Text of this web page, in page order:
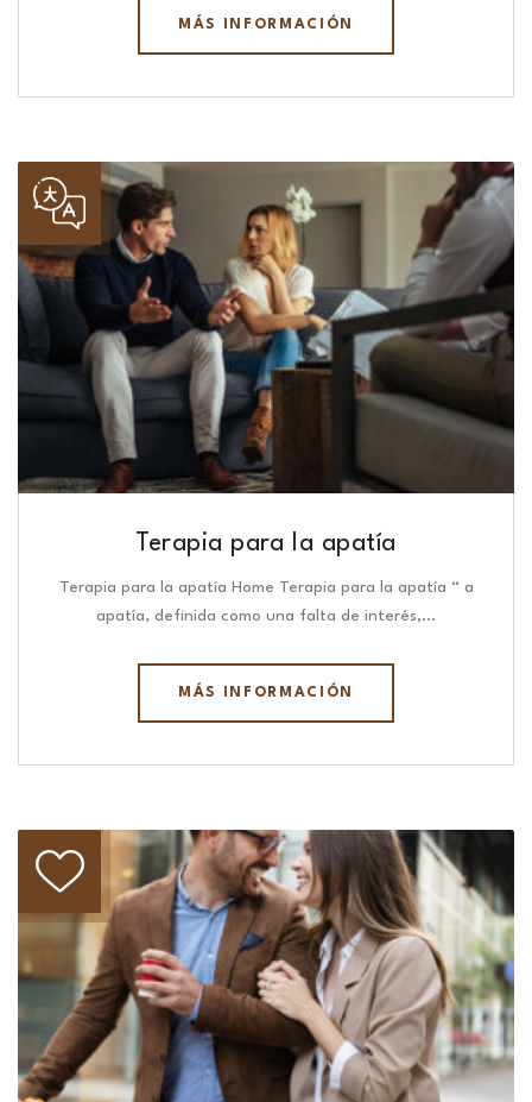
MÁS INFORMACIÓN
Terapia para la apatía
Terapia para la apatía Home Terapia para la apatía “ a
apatía, definida como una falta de interés,…
MÁS INFORMACIÓN